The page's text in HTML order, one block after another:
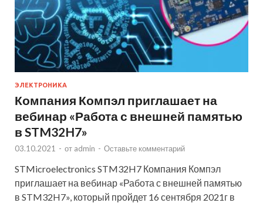
ЭЛЕКТРОНИКА
Компания Компэл приглашает на
вебинар «Работа с внешней памятью
в STM32H7»
03.10.2021 - от admin - Оставьте комментарий
STMicroelectronics STM32H7 Компания Компэл
приглашает на вебинар «Работа с внешней памятью
в STM32H7», который пройдет 16 сентября 2021г в